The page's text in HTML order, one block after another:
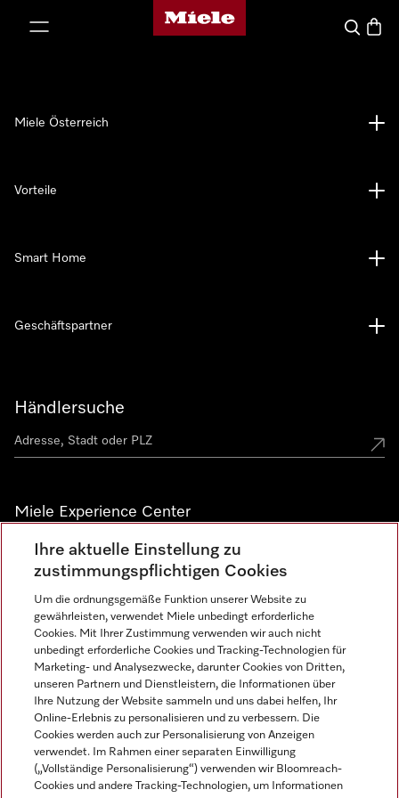
Miele-Homepage
Suche
Händlersuche
Miele Experience Center
Alle Miele Experience Center anzeigen
Newsletter
Miele Österreich
Vorteile
Smart Home
Geschäftspartner
Miele auf Instagram
Miele auf Facebook
Miele auf Youtube
Ihre aktuelle Einstellung zu
zustimmungspflichtigen Cookies
Um die ordnungsgemäße Funktion unserer Website zu
gewährleisten, verwendet Miele unbedingt erforderliche
Cookies. Mit Ihrer Zustimmung verwenden wir auch nicht
unbedingt erforderliche Cookies und Tracking-Technologien für
Marketing- und Analysezwecke, darunter Cookies von Dritten,
unseren Partnern und Dienstleistern, die Informationen über
Ihre Nutzung der Website sammeln und uns dabei helfen, Ihr
Online-Erlebnis zu personalisieren und zu verbessern. Die
Cookies werden auch zur Personalisierung von Anzeigen
verwendet. Im Rahmen einer separaten Einwilligung
(„Vollständige Personalisierung“) verwenden wir Bloomreach-
Cookies und andere Tracking-Technologien, um Informationen